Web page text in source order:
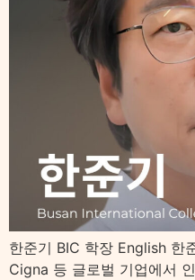
한준기 BIC 학장 English 한
Cigna 등 글로벌 기업에서